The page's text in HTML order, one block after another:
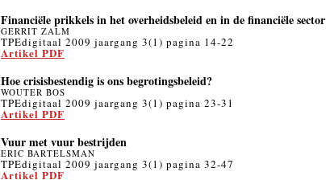
Financiële prikkels in het overheidsbeleid en in de financiële sector
GERRIT ZALM
TPEdigitaal 2009 jaargang 3(1) pagina 14-22
Artikel PDF
Hoe crisisbestendig is ons begrotingsbeleid?
WOUTER BOS
TPEdigitaal 2009 jaargang 3(1) pagina 23-31
Artikel PDF
Vuur met vuur bestrijden
ERIC BARTELSMAN
TPEdigitaal 2009 jaargang 3(1) pagina 32-47
Artikel PDF